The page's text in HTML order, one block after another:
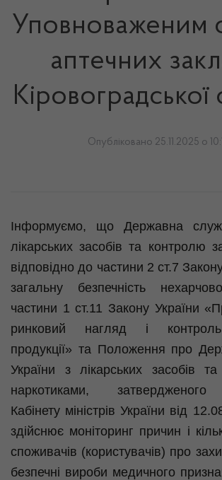
Уповноваженим
аптечних
Кіровоградської
Опубліковано 25.11.2025 о
Інформуємо, що Державна
лікарських засобів та контролю
відповідно до частини 2 ст.7
загальну безпечність
частини 1 ст.11 Закону України
ринковий нагляд і
продукції» та Положення про
України з лікарських засобів
наркотиками,
Кабінету міністрів України від
здійснює моніторинг причин і
споживачів (користувачів) про
безпечні вироби медичного